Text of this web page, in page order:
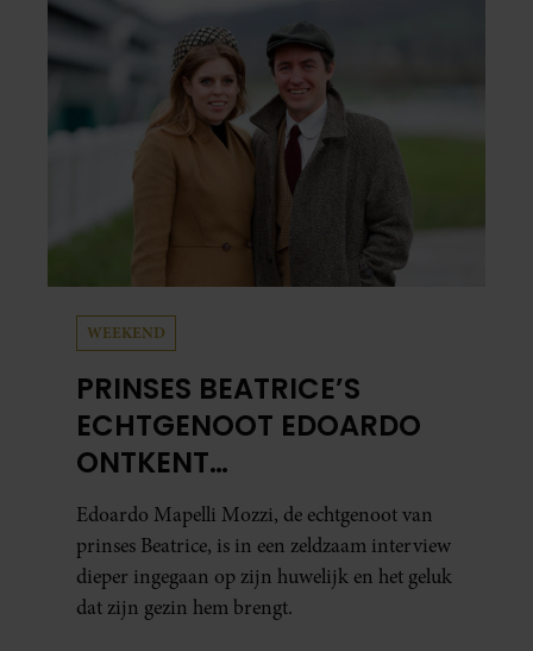
al in handen.
WEEKEND
PRINSES BEATRICE’S
ECHTGENOOT EDOARDO
ONTKENT
HUWELIJKSPROBLEMEN
Edoardo Mapelli Mozzi, de echtgenoot van
prinses Beatrice, is in een zeldzaam interview
dieper ingegaan op zijn huwelijk en het geluk
dat zijn gezin hem brengt.